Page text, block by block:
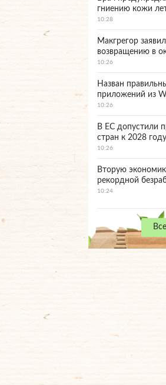
гниению кожи
10:28
Макгрегор
возвращению в
10:26
Назван
приложений из
10:26
В ЕС допустили
стран к 2028 году
10:26
Вторую
рекордной
10:24